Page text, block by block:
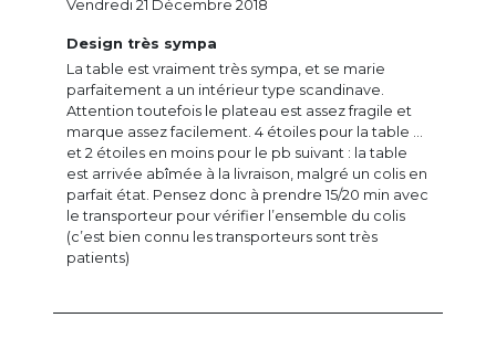
Design très sympa
La table est vraiment très sympa, et se marie
parfaitement a un intérieur type scandinave.
Attention toutefois le plateau est assez fragile et
marque assez facilement. 4 étoiles pour la table ...
et 2 étoiles en moins pour le pb suivant : la table
est arrivée abîmée à la livraison, malgré un colis en
parfait état. Pensez donc à prendre 15/20 min avec
le transporteur pour vérifier l’ensemble du colis
(c’est bien connu les transporteurs sont très
patients)
Vendredi 21 Décembre 2018